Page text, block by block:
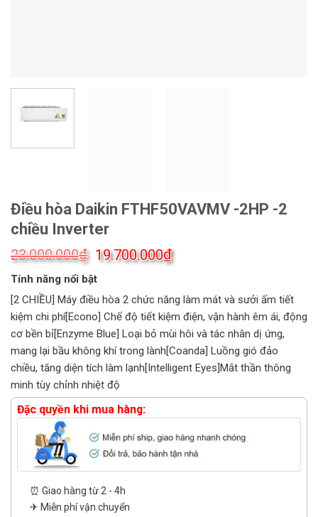
Điều hòa Daikin FTHF50VAVMV -2HP -2
chiều Inverter
23.000.000₫ Giá
gốc
là:
23.000.000₫.
19.700.000₫Giá
hiện
là:
19.700.000₫.
Tính năng nổi bật
[2 CHIỀU] Máy điều hòa 2 chức năng làm mát và sưởi ấm tiết
kiệm chi phí[Econo] Chế độ tiết kiệm điện, vận hành êm ái, động
cơ bền bỉ[Enzyme Blue] Loại bỏ mùi hôi và tác nhân dị ứng,
mang lại bầu không khí trong lành[Coanda] Luồng gió đảo
chiều, tăng diện tích làm lạnh[Intelligent Eyes]Mắt thần thông
minh tùy chỉnh nhiệt độ
Đặc quyền khi mua hàng:
⏰ Giao hàng từ 2 - 4h
✈ Miễn phí vận chuyển